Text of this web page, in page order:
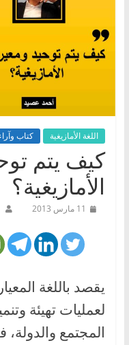
اللغة الأمازيغية كتاب
كيف يتم
الأمازيغية؟
11 مارس 2013
يقصد باللغة
لعمليات تهيئة
المجتمع